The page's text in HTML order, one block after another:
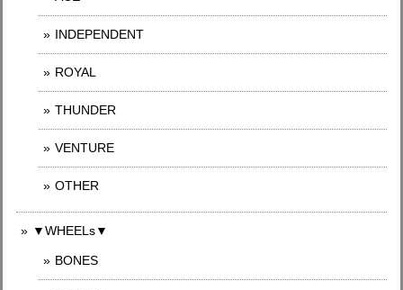
INDEPENDENT
ROYAL
THUNDER
VENTURE
OTHER
▼WHEELs▼
BONES